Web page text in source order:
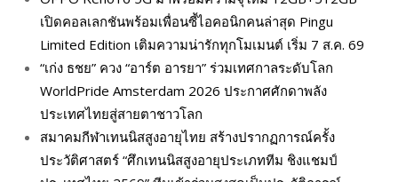
เปิดคอลเลกชันพร้อมเพื่อนซี้ไอคอนิกคนล่าสุด Pingu
Limited Edition เติมความน่ารักทุกโมเมนต์ เริ่ม 7 ส.ค. 69
“เก่ง ธชย” ควง “อาร์ต อารยา” ร่วมเทศกาลระดับโลก
WorldPride Amsterdam 2026 ประกาศศักดาพลัง
ประเทศไทยสู่สายตาชาวโลก
สมาคมกีฬาเทนนิสสูงอายุไทย สร้างปรากฏการณ์ครั้ง
ประวัติศาสตร์ “ศึกเทนนิสสูงอายุประเภททีม ชิงแชมป์